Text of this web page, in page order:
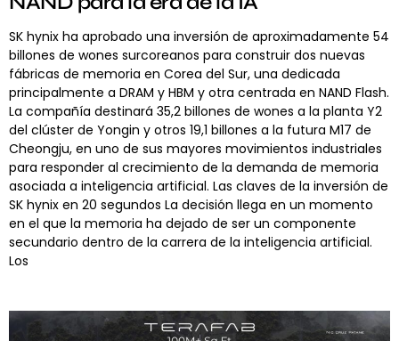
SK hynix ha aprobado una inversión de aproximadamente 54
billones de wones surcoreanos para construir dos nuevas
fábricas de memoria en Corea del Sur, una dedicada
principalmente a DRAM y HBM y otra centrada en NAND Flash.
La compañía destinará 35,2 billones de wones a la planta Y2
del clúster de Yongin y otros 19,1 billones a la futura M17 de
Cheongju, en uno de sus mayores movimientos industriales
para responder al crecimiento de la demanda de memoria
asociada a inteligencia artificial. Las claves de la inversión de
SK hynix en 20 segundos La decisión llega en un momento
en el que la memoria ha dejado de ser un componente
secundario dentro de la carrera de la inteligencia artificial.
Los